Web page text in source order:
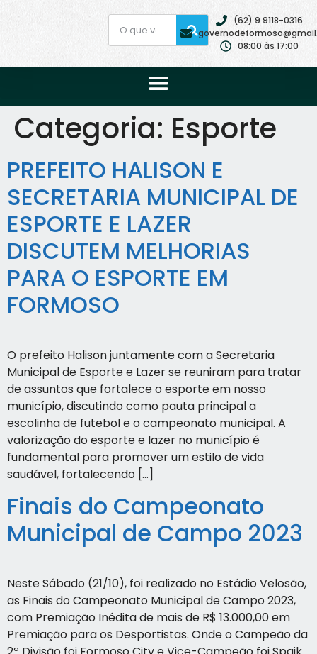
(62) 9 9118-0316
08:00 às 17:00
Categoria: Esporte
PREFEITO HALISON E
SECRETARIA MUNICIPAL DE
ESPORTE E LAZER
DISCUTEM MELHORIAS
PARA O ESPORTE EM
FORMOSO
O prefeito Halison juntamente com a Secretaria
Municipal de Esporte e Lazer se reuniram para tratar
de assuntos que fortalece o esporte em nosso
município, discutindo como pauta principal a
escolinha de futebol e o campeonato municipal. A
valorização do esporte e lazer no município é
fundamental para promover um estilo de vida
saudável, fortalecendo […]
Finais do Campeonato
Municipal de Campo 2023
Neste Sábado (21/10), foi realizado no Estádio Velosão,
as Finais do Campeonato Municipal de Campo 2023,
com Premiação Inédita de mais de R$ 13.000,00 em
Premiação para os Desportistas. Onde o Campeão da